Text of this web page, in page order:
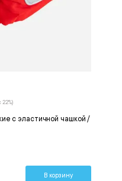
с эластичной чашкой /
В корзину